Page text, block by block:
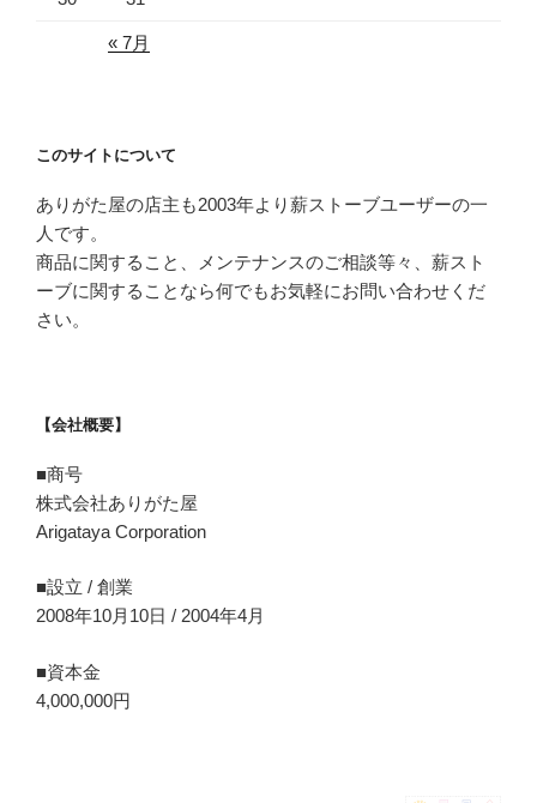
« 7月
このサイトについて
ありがた屋の店主も2003年より薪ストーブユーザーの一
人です。
商品に関すること、メンテナンスのご相談等々、薪スト
ーブに関することなら何でもお気軽にお問い合わせくだ
さい。
【会社概要】
■商号
株式会社ありがた屋
Arigataya Corporation
■設立 / 創業
2008年10月10日 / 2004年4月
■資本金
4,000,000円